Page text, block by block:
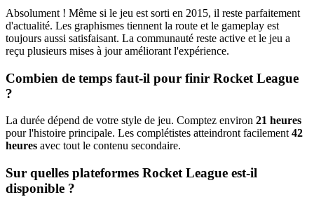
Absolument ! Même si le jeu est sorti en 2015, il reste parfaitement
d'actualité. Les graphismes tiennent la route et le gameplay est
toujours aussi satisfaisant. La communauté reste active et le jeu a
reçu plusieurs mises à jour améliorant l'expérience.
Combien de temps faut-il pour finir Rocket League
?
La durée dépend de votre style de jeu. Comptez environ 21 heures
pour l'histoire principale. Les complétistes atteindront facilement42
heures avec tout le contenu secondaire.
Sur quelles plateformes Rocket League est-il
disponible ?